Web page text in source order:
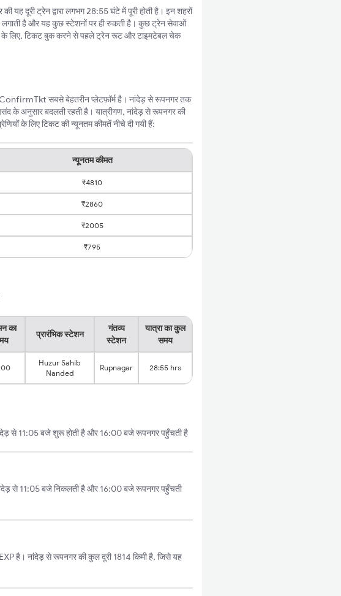
यह दूरी ट्रेन द्वारा लगभग 28:55 घंटे में पूरी होती है। इन शहरों
है और यह कुछ स्टेशनों पर ही रुकती है। कुछ ट्रेन सेवाओं
लिए, टिकट बुक करने से पहले ट्रेन रूट और टाइमटेबल चेक
सबसे बेहतरीन प्लेटफ़ॉर्म है। नांदेड़ से रूपनगर तक
के अनुसार बदलती रहती है। यात्रीगण, नांदेड़ से रूपनगर की
के लिए टिकट की न्यूनतम कीमतें नीचे दी गयी हैं:
न्यूनतम कीमत
₹4810
₹2860
₹2005
₹795
का
प्रारंभिक स्टेशन
गंतव्य
स्टेशन
यात्रा का कुल
समय
Huzur Sahib
Nanded
Rupnagar 28:55 hrs
से 11:05 बजे शुरू होती है और 16:00 बजे रूपनगर पहुँचती है
से 11:05 बजे निकलती है और 16:00 बजे रूपनगर पहुँचती
है। नांदेड़ से रूपनगर की कुल दूरी 1814 किमी है, जिसे यह